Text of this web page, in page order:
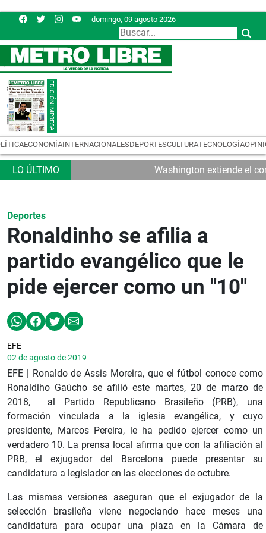
domingo, 09 agosto 2026
ECONOMÍAINTERNACIONALESDEPORTESCULTURATECNOLOGÍA
Washington extiende el
Deportes
Ronaldinho se afilia a
partido evangélico que le
pide ejercer como un "10"
EFE
02 de agosto de 2019
EFE | Ronaldo de Assis Moreira, que el fútbol conoce como
Ronaldiho Gaúcho se afilió este martes, 20 de marzo de
2018, al Partido Republicano Brasileño (PRB), una
formación vinculada a la iglesia evangélica, y cuyo
presidente, Marcos Pereira, le ha pedido ejercer como un
verdadero 10. La prensa local afirma que con la afiliación al
PRB, el exjugador del Barcelona puede presentar su
candidatura a legislador en las elecciones de octubre.
Las mismas versiones aseguran que el exjugador de la
selección brasileña viene negociando hace meses una
candidatura para ocupar una plaza en la Cámara de